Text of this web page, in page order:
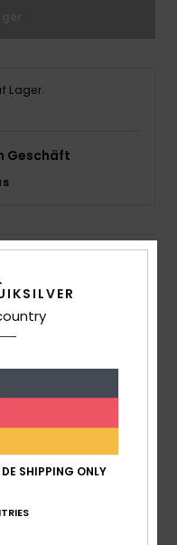
Lager.
Geschäft
ktp0
40 % recycelter
Polyester
DE SHIPPING ONLY